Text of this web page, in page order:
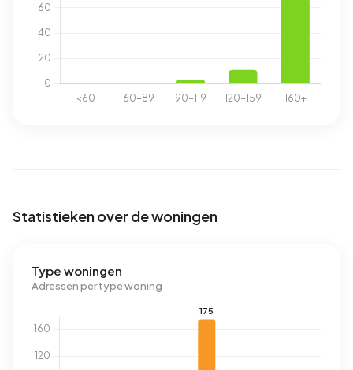
Statistieken over de woningen
Type woningen
Adressen per type woning